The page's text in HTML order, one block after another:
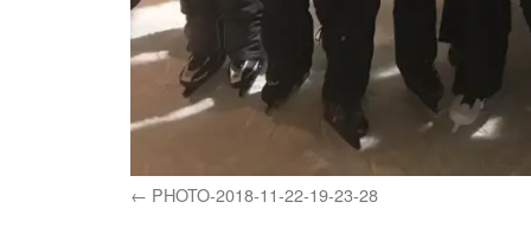
PHOTO-2018-11-22-19-23-28